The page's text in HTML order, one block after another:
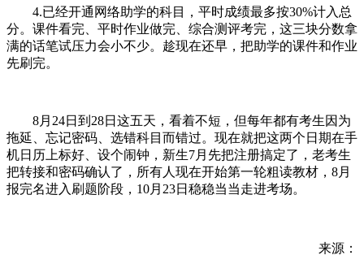
4.已经开通网络助学的科目，平时成绩最多按30%计入总
分。课件看完、平时作业做完、综合测评考完，这三块分数拿
满的话笔试压力会小不少。趁现在还早，把助学的课件和作业
先刷完。
8月24日到28日这五天，看着不短，但每年都有考生因为
拖延、忘记密码、选错科目而错过。现在就把这两个日期在手
机日历上标好、设个闹钟，新生7月先把注册搞定了，老考生
把转接和密码确认了，所有人现在开始第一轮粗读教材，8月
报完名进入刷题阶段，10月23日稳稳当当走进考场。
来源：